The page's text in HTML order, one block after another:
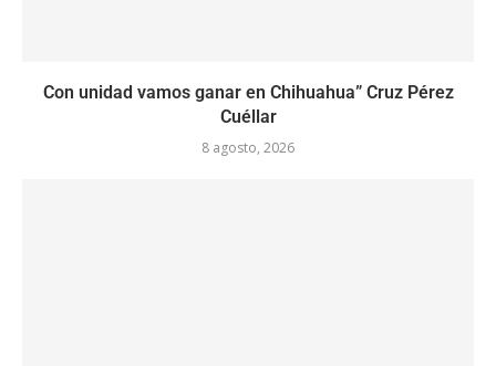
Con unidad vamos ganar en Chihuahua” Cruz Pérez
Cuéllar
8 agosto, 2026